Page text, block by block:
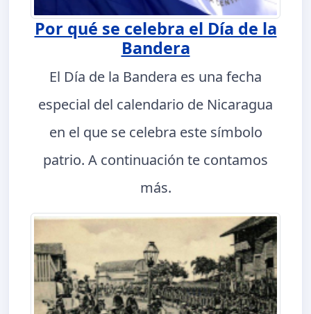
Por qué se celebra el Día de la
Bandera
El Día de la Bandera es una fecha
especial del calendario de Nicaragua
en el que se celebra este símbolo
patrio. A continuación te contamos
más.